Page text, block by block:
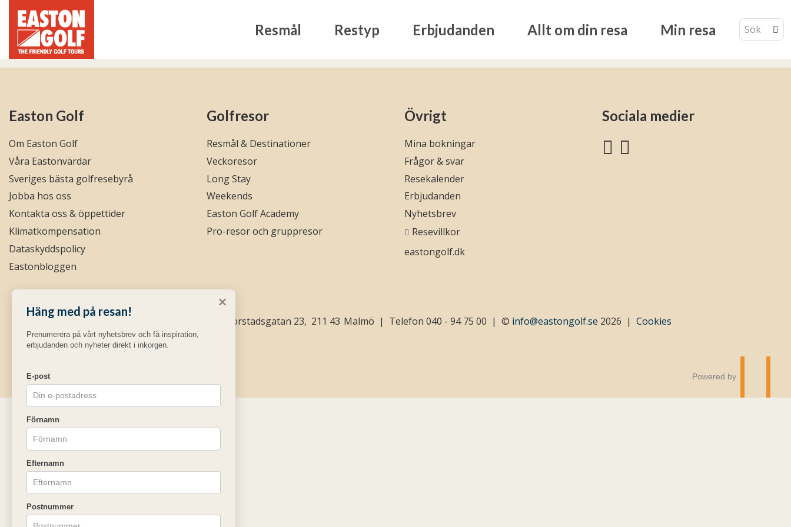
Resmål Restyp Erbjudanden Allt om din resa Min resa
Easton Golf
Om Easton Golf
Våra Eastonvärdar
Sveriges bästa golfresebyrå
Jobba hos oss
Kontakta oss & öppettider
Klimatkompensation
Dataskyddspolicy
Eastonbloggen
Golfresor
Resmål & Destinationer
Veckoresor
Long Stay
Weekends
Easton Golf Academy
Pro-resor och gruppresor
Övrigt
Mina bokningar
Frågor & svar
Resekalender
Erbjudanden
Nyhetsbrev
Resevillkor
eastongolf.dk
Sociala medier
Södra Förstadsgatan 23 211 43 Malmö Telefon 040 - 94 75 00 © info@eastongolf.se 2026 Cookies
Powered by
×
Häng med på resan!
Prenumerera på vårt nyhetsbrev och få inspiration,
erbjudanden och nyheter direkt i inkorgen.
E-post
Förnamn
Efternamn
Postnummer